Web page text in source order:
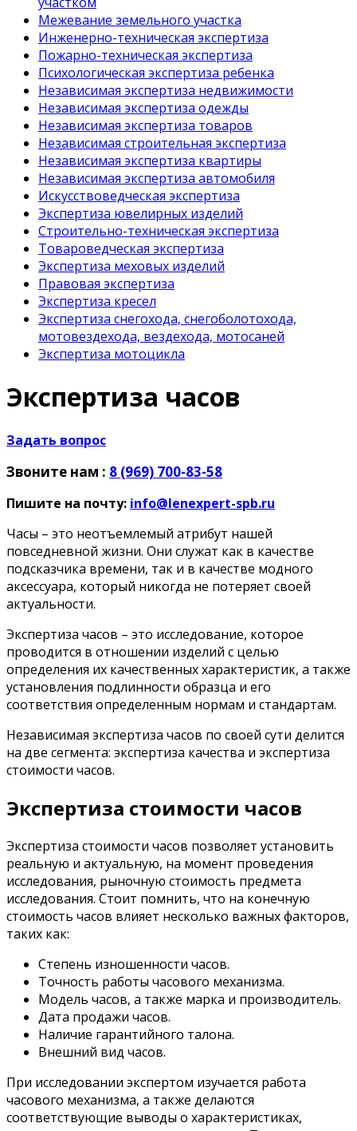
Межевание земельного участка
Инженерно-техническая экспертиза
Пожарно-техническая экспертиза
Психологическая экспертиза ребенка
Независимая экспертиза недвижимости
Независимая экспертиза одежды
Независимая экспертиза товаров
Независимая строительная экспертиза
Независимая экспертиза квартиры
Независимая экспертиза автомобиля
Искусствоведческая экспертиза
Экспертиза ювелирных изделий
Строительно-техническая экспертиза
Товароведческая экспертиза
Экспертиза меховых изделий
Правовая экспертиза
Экспертиза кресел
Экспертиза снегохода, снегоболотохода,
мотовездехода, вездехода, мотосаней
Экспертиза мотоцикла
Экспертиза часов
Задать вопрос
Звоните нам : 8 (969) 700-83-58
Пишите на почту: info@lenexpert-spb.ru
Часы – это неотъемлемый атрибут нашей
повседневной жизни. Они служат как в качестве
подсказчика времени, так и в качестве модного
аксессуара, который никогда не потеряет своей
актуальности.
Экспертиза часов – это исследование, которое
проводится в отношении изделий с целью
определения их качественных характеристик, а также
установления подлинности образца и его
соответствия определенным нормам и стандартам.
Независимая экспертиза часов по своей сути делится
на две сегмента: экспертиза качества и экспертиза
стоимости часов.
Экспертиза стоимости часов
Экспертиза стоимости часов позволяет установить
реальную и актуальную, на момент проведения
исследования, рыночную стоимость предмета
исследования. Стоит помнить, что на конечную
стоимость часов влияет несколько важных факторов,
таких как:
Степень изношенности часов.
Точность работы часового механизма.
Модель часов, а также марка и производитель.
Дата продажи часов.
Наличие гарантийного талона.
Внешний вид часов.
При исследовании экспертом изучается работа
часового механизма, а также делаются
соответствующие выводы о характеристиках,